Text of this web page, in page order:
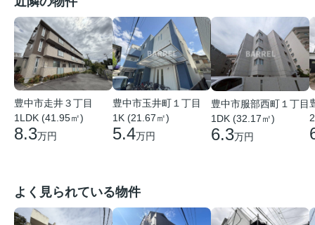
豊中市走井３丁目
1LDK (41.95㎡)
8.3万円
豊中市玉井町１丁目
1K (21.67㎡)
5.4万円
豊中市服部西町１丁目
1DK (32.17㎡)
6.3万円
よく見られている物件